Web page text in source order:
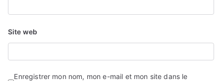
Site web
Enregistrer mon nom, mon e-mail et mon site dans le